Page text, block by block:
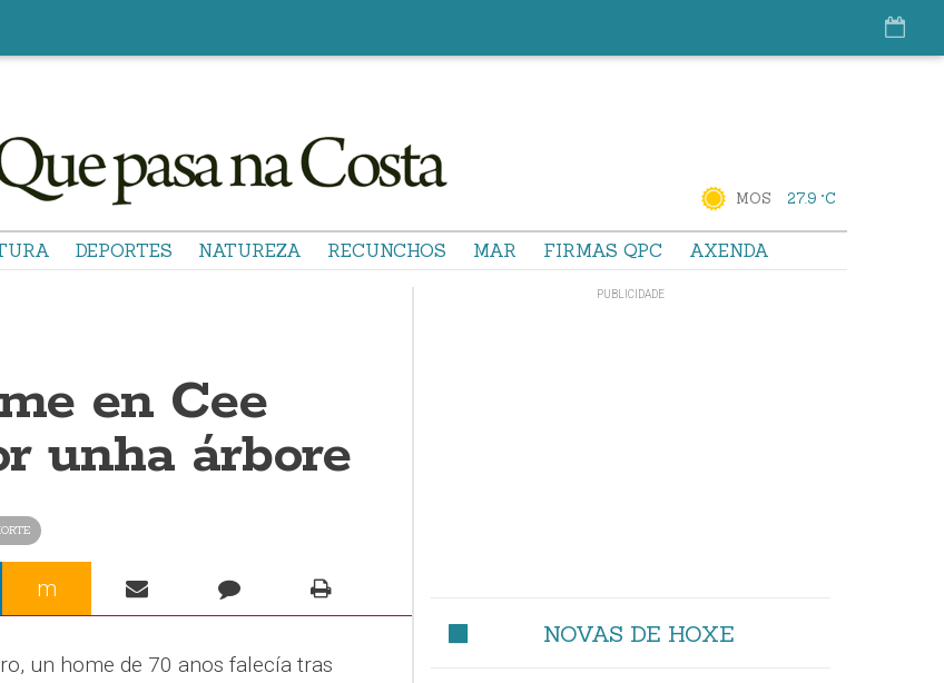
MOS 27.9 °C
DEPORTES NATUREZA RECUNCHOS MAR FIRMAS QPC AXENDA
en Cee
unha árbore
m
un home de 70 anos falecía tras
NOVAS DE HOXE